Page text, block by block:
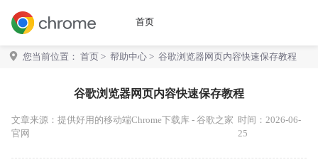
首页
您当前位置： 首页 > 帮助中心 > 谷歌浏览器网页内容快速保存教程
谷歌浏览器网页内容快速保存教程
文章来源： 提供好用的移动端Chrome下载库 - 谷歌之家
官网
时间：2026-06-
25